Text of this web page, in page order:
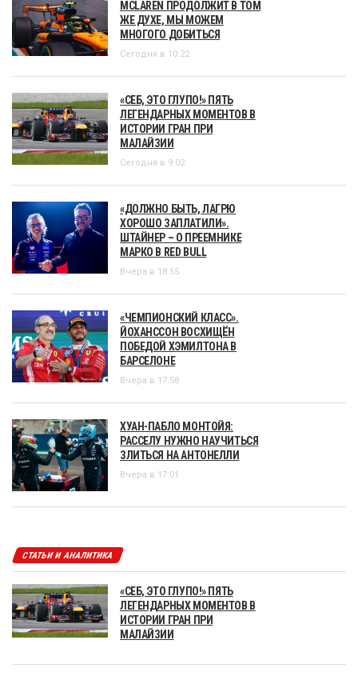
MCLAREN ПРОДОЛЖИТ В ТОМ
ЖЕ ДУХЕ, МЫ МОЖЕМ
МНОГОГО ДОБИТЬСЯ
Сегодня в 10:22
«СЕБ, ЭТО ГЛУПО!» ПЯТЬ
ЛЕГЕНДАРНЫХ МОМЕНТОВ В
ИСТОРИИ ГРАН ПРИ
МАЛАЙЗИИ
Сегодня в 9:02
«ДОЛЖНО БЫТЬ, ЛАГРЮ
ХОРОШО ЗАПЛАТИЛИ».
ШТАЙНЕР – О ПРЕЕМНИКЕ
МАРКО В RED BULL
Вчера в 18:55
«ЧЕМПИОНСКИЙ КЛАСС».
ЙОХАНССОН ВОСХИЩЁН
ПОБЕДОЙ ХЭМИЛТОНА В
БАРСЕЛОНЕ
Вчера в 17:58
ХУАН-ПАБЛО МОНТОЙЯ:
РАССЕЛУ НУЖНО НАУЧИТЬСЯ
ЗЛИТЬСЯ НА АНТОНЕЛЛИ
Вчера в 17:01
СТАТЬИ И АНАЛИТИКА
«СЕБ, ЭТО ГЛУПО!» ПЯТЬ
ЛЕГЕНДАРНЫХ МОМЕНТОВ В
ИСТОРИИ ГРАН ПРИ
МАЛАЙЗИИ